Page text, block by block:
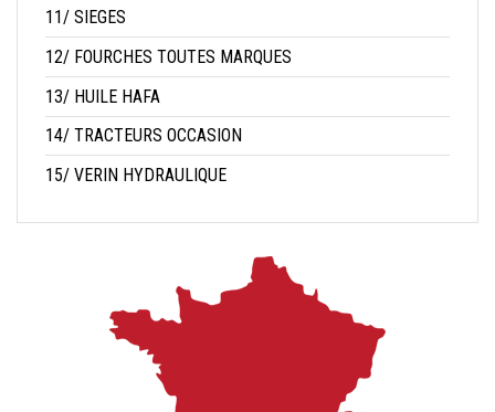
11/ SIEGES
12/ FOURCHES TOUTES MARQUES
13/ HUILE HAFA
14/ TRACTEURS OCCASION
15/ VERIN HYDRAULIQUE